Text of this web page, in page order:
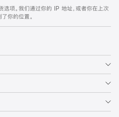
选项。我们通过你的 IP 地址，或者你在上次
你的位置。